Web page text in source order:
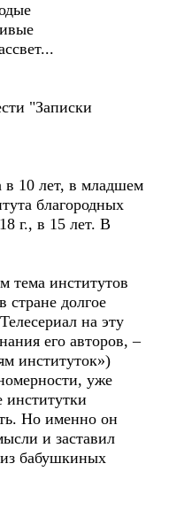
"Записки
10 лет, в младшем
благородных
г., в 15 лет. В
институтов
стране долгое
на эту
его авторов, –
институток»)
уже
институтки
Но именно он
и заставил
бабушкиных